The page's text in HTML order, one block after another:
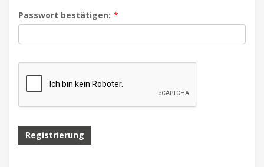
Passwort bestätigen: *